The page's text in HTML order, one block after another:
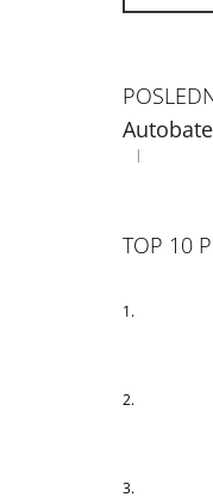
Hodnocení
|
TOP 10